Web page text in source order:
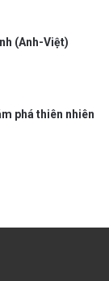
(Anh-Việt)
phá thiên nhiên